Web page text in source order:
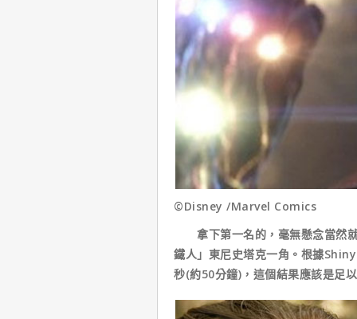
©Disney /Marvel Comics
拿下第一名的，毫無懸念當然就
鐵人」東尼史塔克一角。根據
秒(約50分鐘)，這個結果應該是足